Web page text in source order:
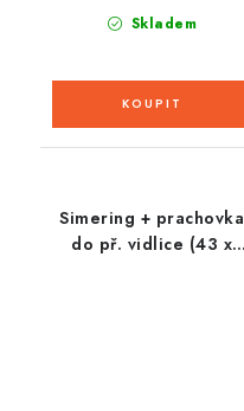
Skladem
Simering + prachovka
do př. vidlice (43 x